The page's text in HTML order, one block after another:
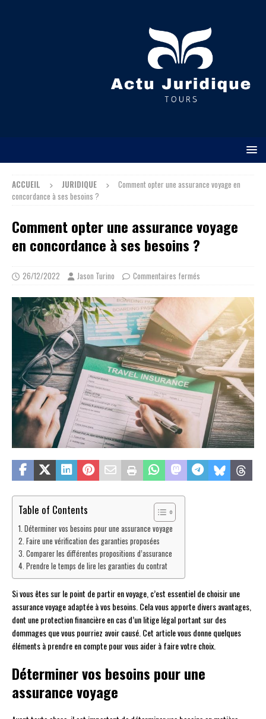
ACCUEIL JURIDIQUE
Comment opter une assurance voyage en
concordance à ses besoins ?
Comment opter une assurance voyage
en concordance à ses besoins ?
26/12/2022 Jason Turino Commentaires fermés
Table of Contents
Déterminer vos besoins pour une assurance voyage
Faire une vérification des garanties proposées
Comparer les différentes propositions d’assurance
Prendre le temps de lire les garanties du contrat
Si vous êtes sur le point de partir en voyage, c’est essentiel de choisir une
assurance voyage adaptée à vos besoins. Cela vous apporte divers avantages,
dont une protection financière en cas d’un litige légal portant sur des
dommages que vous pourriez avoir causé. Cet article vous donne quelques
éléments à prendre en compte pour vous aider à faire votre choix.
Déterminer vos besoins pour une
assurance voyage